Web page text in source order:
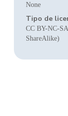
None
Tipo de
CC BY-NC-
ShareAlike)